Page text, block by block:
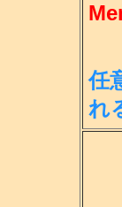
任
れ